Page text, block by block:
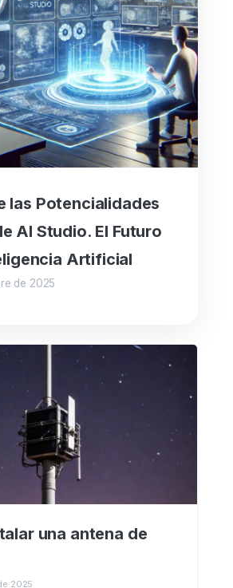
las Potencialidades
AI Studio. El Futuro
Artificial
de 2025
una antena de
2025